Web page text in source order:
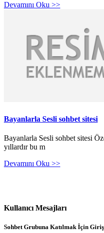
Devamını Oku >>
Bayanlarla Sesli sohbet sitesi
Bayanlarla Sesli sohbet sitesi
yıllardır bu m
Devamını Oku >>
Kullanıcı Mesajları
Sohbet Grubuna Katılmak İçin Giriş